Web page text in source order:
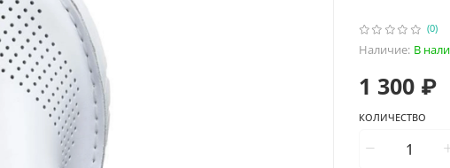
(0)
Наличие: В
1 300 ₽
КОЛИЧЕСТВО